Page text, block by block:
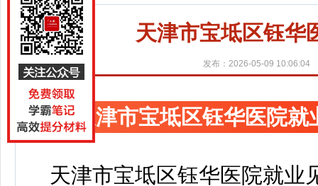
天津市宝坻区钰华
发布：2026-05-09 10:06:04
天津市宝坻区钰华医院就
天津市宝坻区钰华医院就业